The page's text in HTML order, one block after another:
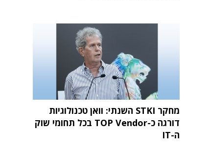
מחקר STKI השנתי: וואן טכנולוגיות
דורגה כ-TOP Vendor בכל תחומי שוק
ה-IT